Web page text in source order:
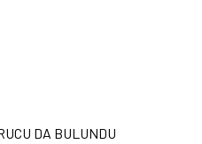
DA BULUNDU